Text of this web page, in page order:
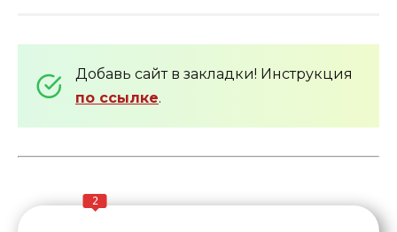
Добавь сайт в закладки! Инструкция
по ссылке.
2